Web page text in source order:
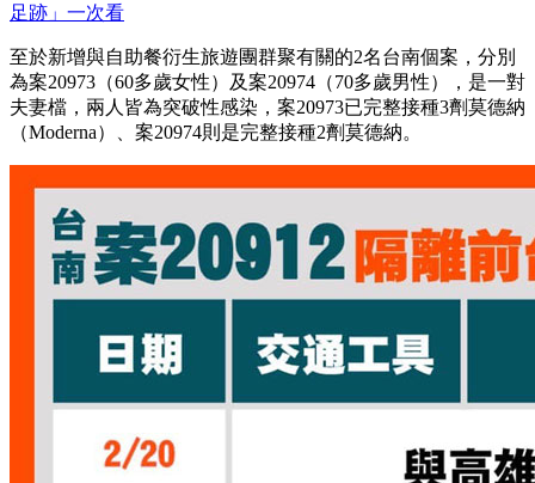
足跡」一次看
至於新增與自助餐衍生旅遊團群聚有關的2名台南個案，分別
為案20973（60多歲女性）及案20974（70多歲男性），是一對
夫妻檔，兩人皆為突破性感染，案20973已完整接種3劑莫德納
（Moderna）、案20974則是完整接種2劑莫德納。